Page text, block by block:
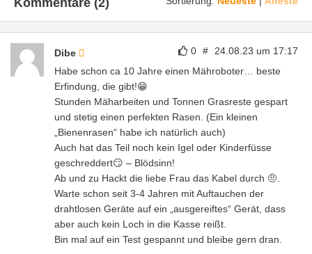
0 # 24.08.23 um 17:17
Dibe
Habe schon ca 10 Jahre einen Mähroboter… beste
Erfindung, die gibt!😁
Stunden Mäharbeiten und Tonnen Grasreste gespart
und stetig einen perfekten Rasen. (Ein kleinen
„Bienenrasen“ habe ich natürlich auch)
Auch hat das Teil noch kein Igel oder Kinderfüsse
geschreddert😏 – Blödsinn!
Ab und zu Hackt die liebe Frau das Kabel durch 🤨.
Warte schon seit 3-4 Jahren mit Auftauchen der
drahtlosen Geräte auf ein „ausgereiftes“ Gerät, dass
aber auch kein Loch in die Kasse reißt.
Bin mal auf ein Test gespannt und bleibe gern dran.